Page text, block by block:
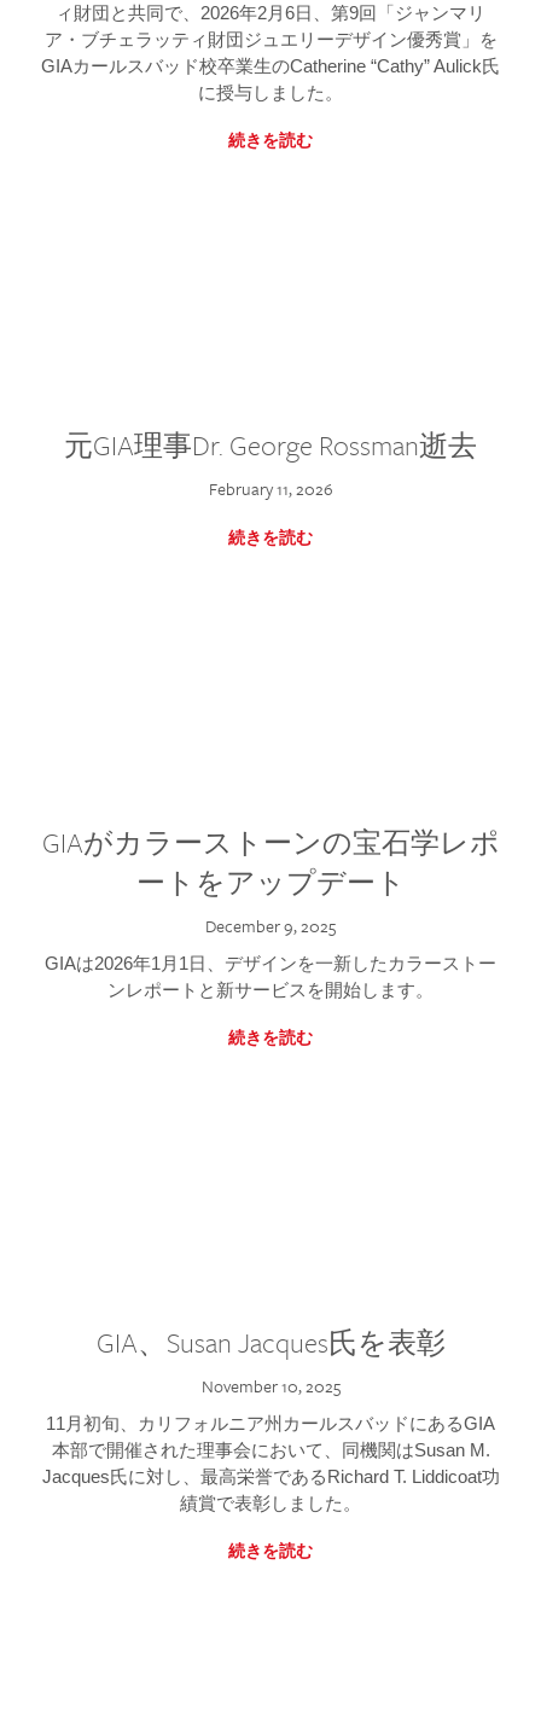
ィ財団と共同で、2026年2月6日、第9回「ジャンマリ
ア・ブチェラッティ財団ジュエリーデザイン優秀賞」を
GIAカールスバッド校卒業生のCatherine “Cathy” Aulick氏
に授与しました。
続きを読む
元GIA理事Dr. George Rossman逝去
February 11, 2026
続きを読む
GIAがカラーストーンの宝石学レポ
ートをアップデート
December 9, 2025
GIAは2026年1月1日、デザインを一新したカラーストー
ンレポートと新サービスを開始します。
続きを読む
GIA、Susan Jacques氏を表彰
November 10, 2025
11月初旬、カリフォルニア州カールスバッドにあるGIA
本部で開催された理事会において、同機関はSusan M.
Jacques氏に対し、最高栄誉であるRichard T. Liddicoat功
績賞で表彰しました。
続きを読む